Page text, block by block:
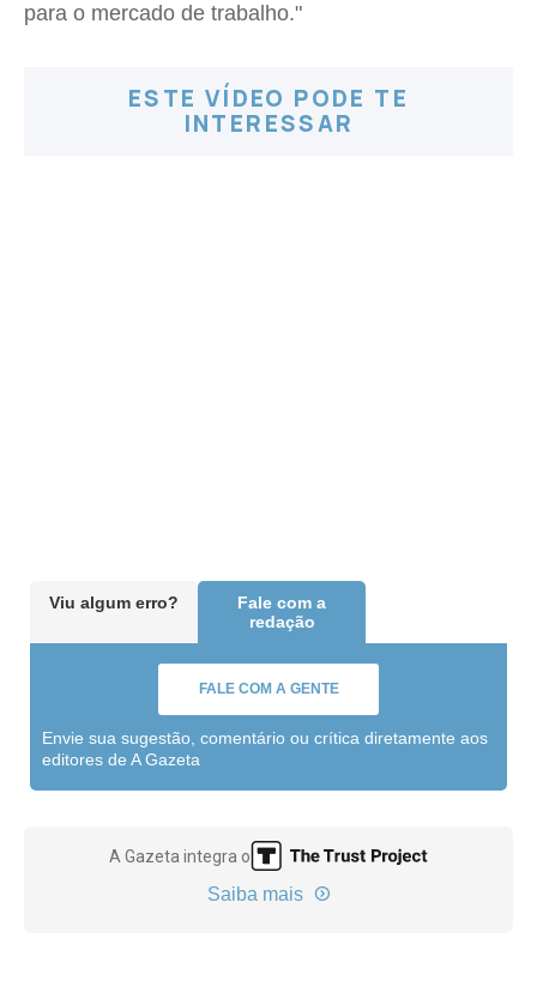
para o mercado de trabalho."
ESTE VÍDEO PODE TE
INTERESSAR
Viu algum erro?
Fale com a
redação
FALE COM A GENTE
Envie sua sugestão, comentário ou crítica diretamente aos
editores de A Gazeta
A Gazeta integra o
Saiba mais